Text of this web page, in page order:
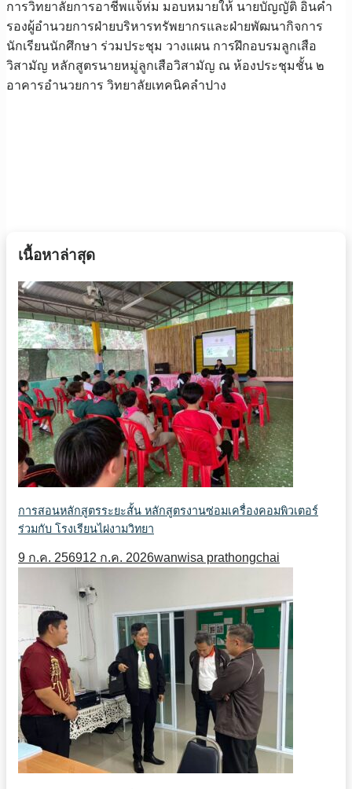
การวิทยาลัยการอาชีพแจ้ห่ม มอบหมายให้ นายบัญญัติ อิ่นคำ
รองผู้อำนวยการฝ่ายบริหารทรัพยากรและฝ่ายพัฒนากิจการ
นักเรียนนักศึกษา ร่วมประชุม วางแผน การฝึกอบรมลูกเสือ
วิสามัญ หลักสูตรนายหมู่ลูกเสือวิสามัญ ณ ห้องประชุมชั้น ๒
อาคารอำนวยการ วิทยาลัยเทคนิคลำปาง
เนื้อหาล่าสุด
การสอนหลักสูตรระยะสั้น หลักสูตรงานซ่อมเครื่องคอมพิวเตอร์
ร่วมกับ โรงเรียนไผ่งามวิทยา
9 ก.ค. 256912 ก.ค. 2026wanwisa prathongchai